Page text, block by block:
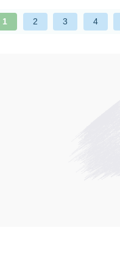
1 2 3 4